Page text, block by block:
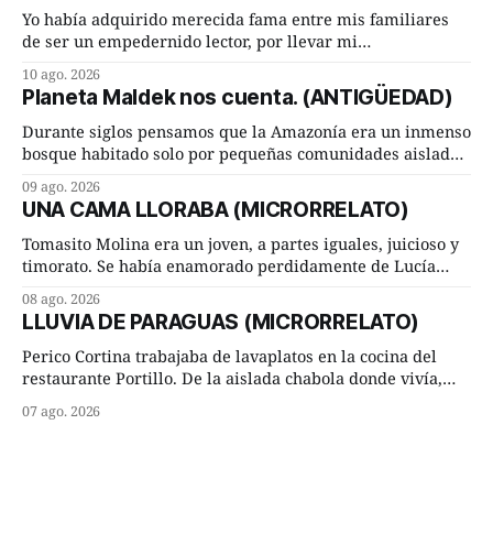
Yo había adquirido merecida fama entre mis familiares
de ser un empedernido lector, por llevar mi
leyendo siempre dos o tres libros a la vez (uno puesto en
mi mesita de noche, otro colocado sobre el brazo de un
sillón de la
10 ago. 2026
Planeta Maldek nos cuenta. (ANTIGÜEDAD)
Durante siglos pensamos que la Amazonía era un inmenso
bosque habitado solo por pequeñas comunidades aisladas.
incompleta. Un equipo internacional de arqueólogos,
liderado por el investigador finlandés Martti Pärssinen,
de la Universidad de Helsinki, junto con especialistas de
Brasil y
09 ago. 2026
UNA CAMA LLORABA (MICRORRELATO)
Tomasito Molina era un joven, a partes iguales, juicioso y
timorato. Se había enamorado perdidamente de Lucía
ambos les iba de maravilla. Pero mantenían absoluta
discrepancia en un deseo ineluctable por parte de ella.
Lucía Arriate quería que ellos
08 ago. 2026
LLUVIA DE PARAGUAS (MICRORRELATO)
Perico Cortina trabajaba de lavaplatos en la cocina del
restaurante Portillo. De la aislada chabola donde vivía,
cuarto de hora andando a buen paso. Cierta noche,
07 ago. 2026